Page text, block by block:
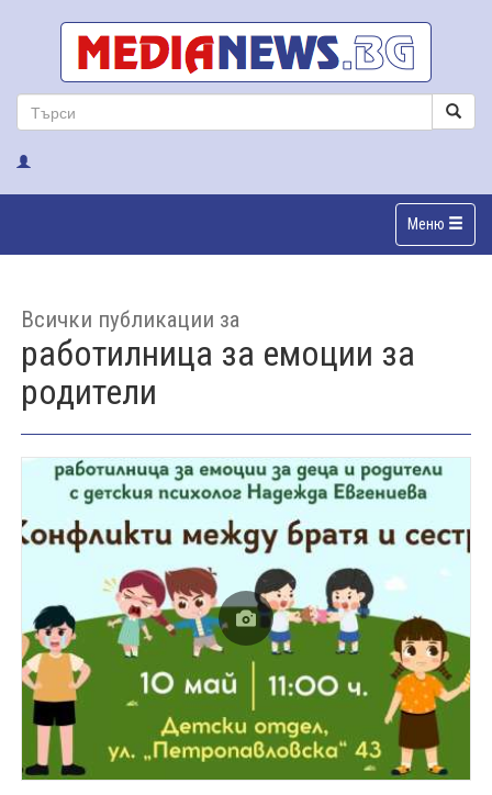
Меню
Всички публикации за
работилница за емоции за
родители